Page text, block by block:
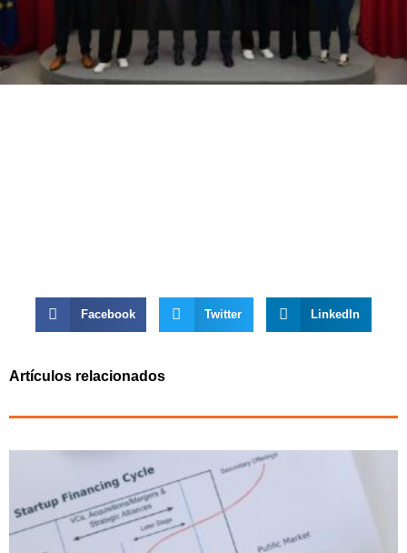
Facebook Twitter LinkedIn
Artículos relacionados